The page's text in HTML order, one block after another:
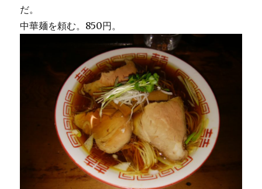
だ。
中華麺を頼む。850円。